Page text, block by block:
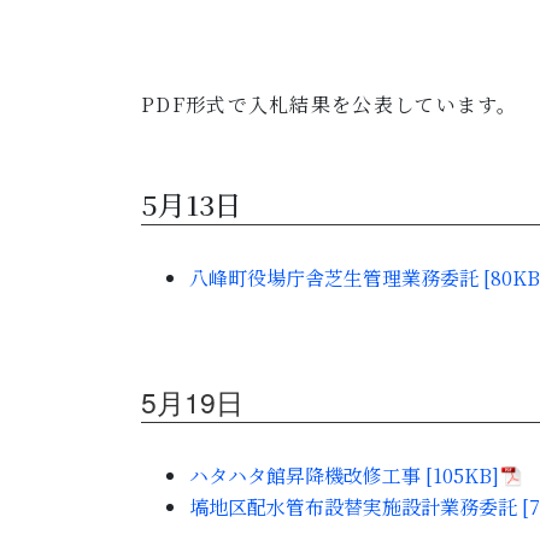
PDF形式で入札結果を公表しています。
5月13日
八峰町役場庁舎芝生管理業務委託
5月19日
ハタハタ館昇降機改修工事 [105KB]
塙地区配水管布設替実施設計業務委託